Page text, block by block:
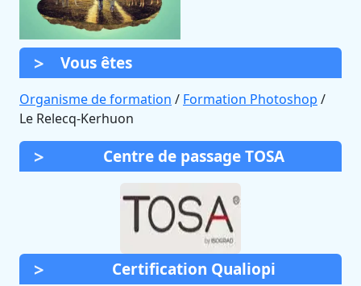
Vous êtes
Organisme de formation / Formation Photoshop /
Le Relecq-Kerhuon
Centre de passage TOSA
Certification Qualiopi